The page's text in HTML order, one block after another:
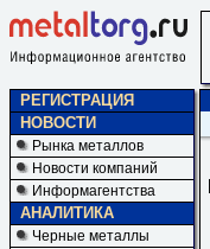
РЕГИСТРАЦИЯ
НОВОСТИ
Рынка металлов
Новости компаний
Информагентства
АНАЛИТИКА
Черные металлы